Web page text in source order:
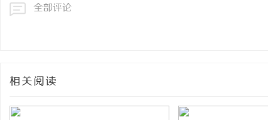
全部评论
相关阅读